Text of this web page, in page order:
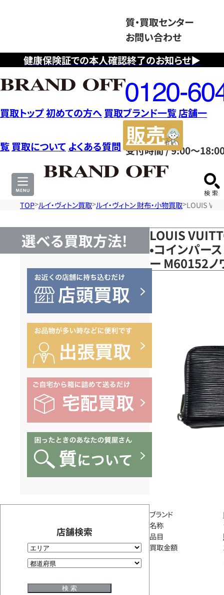
健康保険証での本人確認終了のお知らせ▶
質・買取センター
お問い合わせ
フ
リ
ー
ダ
イ
ヤ
ル
0120604117
受付時間 / 9:00～
買取トップ初めての方へ 買取ブランド一覧店舗一
覧 買取について よくある質問
サ
TOP ルイ・ヴィトン買取 ルイ・ヴィトン 財布・小物買取 LOUIS
選べる買取方法!
店舗検索
LOUIS
•コインパー
ー M60152ノ
ブランド
名称
品目
買取金額